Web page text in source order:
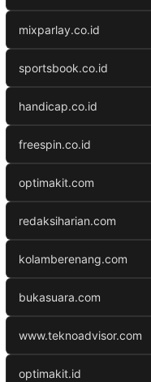
mixparlay.co.id
sportsbook.co.id
handicap.co.id
freespin.co.id
optimakit.com
redaksiharian.com
kolamberenang.com
bukasuara.com
www.teknoadvisor.com
optimakit.id